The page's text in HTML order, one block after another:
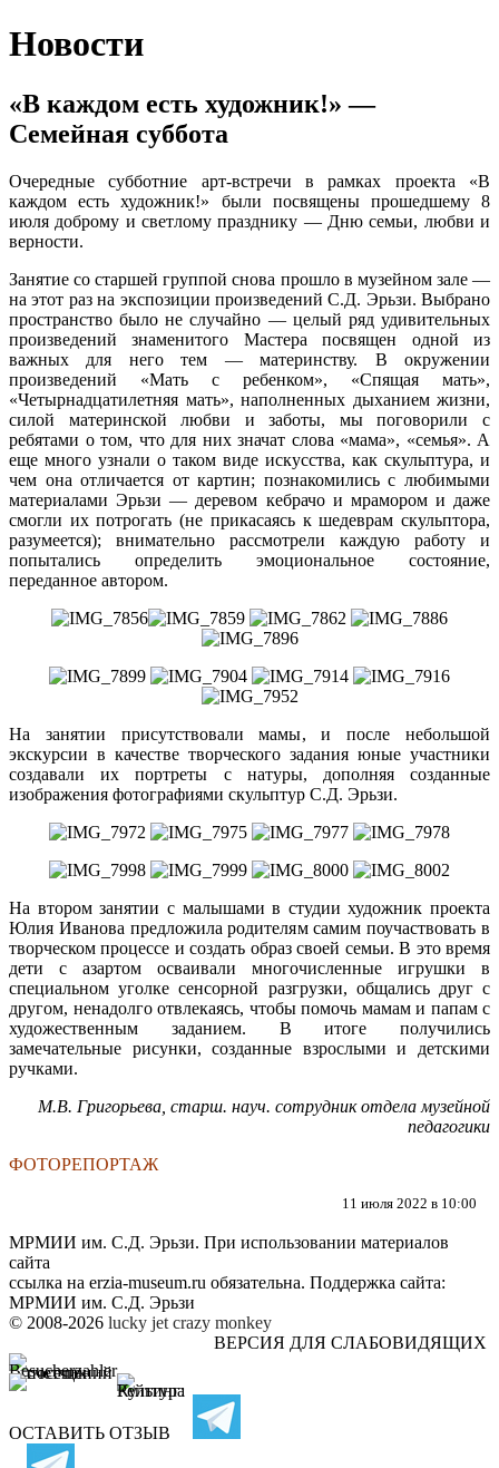
Новости
«В каждом есть художник!» —
Семейная суббота
Очередные субботние арт-встречи в рамках проекта «В
каждом есть художник!» были посвящены прошедшему 8
июля доброму и светлому празднику — Дню семьи, любви и
верности.
Занятие со старшей группой снова прошло в музейном зале —
на этот раз на экспозиции произведений С.Д. Эрьзи. Выбрано
пространство было не случайно — целый ряд удивительных
произведений знаменитого Мастера посвящен одной из
важных для него тем — материнству. В окружении
произведений «Мать с ребенком», «Спящая мать»,
«Четырнадцатилетняя мать», наполненных дыханием жизни,
силой материнской любви и заботы, мы поговорили с
ребятами о том, что для них значат слова «мама», «семья». А
еще много узнали о таком виде искусства, как скульптура, и
чем она отличается от картин; познакомились с любимыми
материалами Эрьзи — деревом кебрачо и мрамором и даже
смогли их потрогать (не прикасаясь к шедеврам скульптора,
разумеется); внимательно рассмотрели каждую работу и
попытались определить эмоциональное состояние,
переданное автором.
На занятии присутствовали мамы, и после небольшой
экскурсии в качестве творческого задания юные участники
создавали их портреты с натуры, дополняя созданные
изображения фотографиями скульптур С.Д. Эрьзи.
На втором занятии с малышами в студии художник проекта
Юлия Иванова предложила родителям самим поучаствовать в
творческом процессе и создать образ своей семьи. В это время
дети с азартом осваивали многочисленные игрушки в
специальном уголке сенсорной разгрузки, общались друг с
другом, ненадолго отвлекаясь, чтобы помочь мамам и папам с
художественным заданием. В итоге получились
замечательные рисунки, созданные взрослыми и детскими
ручками.
М.В. Григорьева, старш. науч. сотрудник отдела музейной
педагогики
ФОТОРЕПОРТАЖ
11 июля 2022 в 10:00
МРМИИ им. С.Д. Эрьзи. При использовании материалов
сайта
ссылка на erzia-museum.ru обязательна. Поддержка сайта:
МРМИИ им. С.Д. Эрьзи
© 2008-2026 lucky jet crazy monkey
ВЕРСИЯ ДЛЯ СЛАБОВИДЯЩИХ
ОСТАВИТЬ ОТЗЫВ